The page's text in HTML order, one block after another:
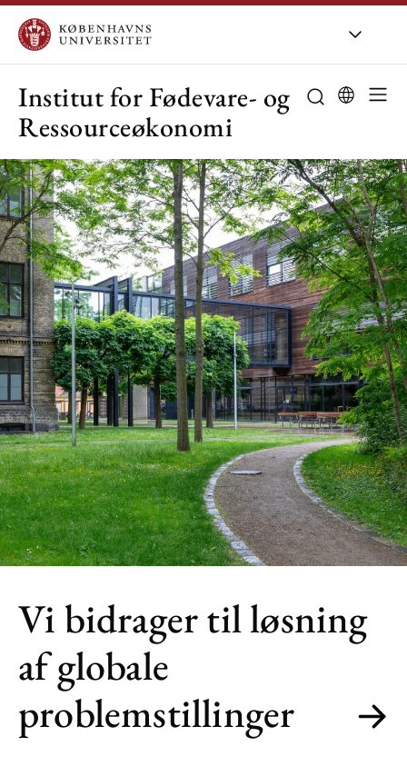
Institut for Fødevare- og
Ressourceøkonomi
Vi bidrager til løsning
af globale
problemstillinger
Om KU